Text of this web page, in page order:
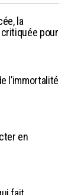
la
pour
l’immortalité
en